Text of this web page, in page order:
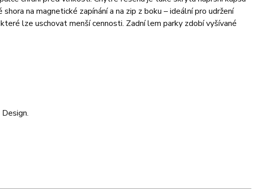
na magnetické zapínání a na zip z boku – ideální pro udržení
lze uschovat menší cennosti. Zadní lem parky zdobí vyšívané